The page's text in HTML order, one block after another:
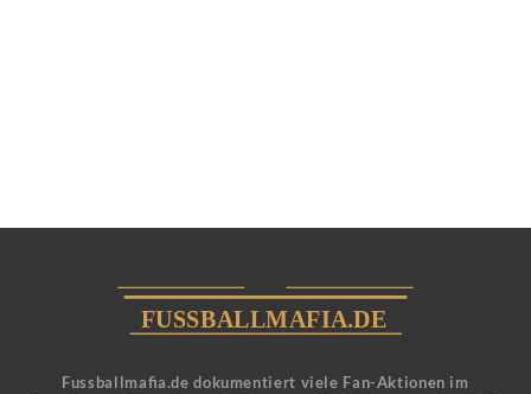
Fussballmafia.de dokumentiert viele Fan-Aktionen im